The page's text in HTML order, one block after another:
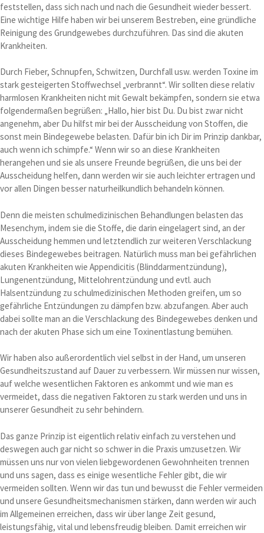
feststellen, dass sich nach und nach die Gesundheit wieder bessert.
Eine wichtige Hilfe haben wir bei unserem Bestreben, eine gründliche
Reinigung des Grundgewebes durchzuführen. Das sind die akuten
Krankheiten.
Durch Fieber, Schnupfen, Schwitzen, Durchfall usw. werden Toxine im
stark gesteigerten Stoffwechsel „verbrannt“. Wir sollten diese relativ
harmlosen Krankheiten nicht mit Gewalt bekämpfen, sondern sie etwa
folgendermaßen begrüßen: „Hallo, hier bist Du. Du bist zwar nicht
angenehm, aber Du hilfst mir bei der Ausscheidung von Stoffen, die
sonst mein Bindegewebe belasten. Dafür bin ich Dir im Prinzip dankbar,
auch wenn ich schimpfe.“ Wenn wir so an diese Krankheiten
herangehen und sie als unsere Freunde begrüßen, die uns bei der
Ausscheidung helfen, dann werden wir sie auch leichter ertragen und
vor allen Dingen besser naturheilkundlich behandeln können.
Denn die meisten schulmedizinischen Behandlungen belasten das
Mesenchym, indem sie die Stoffe, die darin eingelagert sind, an der
Ausscheidung hemmen und letztendlich zur weiteren Verschlackung
dieses Bindegewebes beitragen. Natürlich muss man bei gefährlichen
akuten Krankheiten wie Appendicitis (Blinddarmentzündung),
Lungenentzündung, Mittelohrentzündung und evtl. auch
Halsentzündung zu schulmedizinischen Methoden greifen, um so
gefährliche Entzündungen zu dämpfen bzw. abzufangen. Aber auch
dabei sollte man an die Verschlackung des Bindegewebes denken und
nach der akuten Phase sich um eine Toxinentlastung bemühen.
Wir haben also außerordentlich viel selbst in der Hand, um unseren
Gesundheitszustand auf Dauer zu verbessern. Wir müssen nur wissen,
auf welche wesentlichen Faktoren es ankommt und wie man es
vermeidet, dass die negativen Faktoren zu stark werden und uns in
unserer Gesundheit zu sehr behindern.
Das ganze Prinzip ist eigentlich relativ einfach zu verstehen und
deswegen auch gar nicht so schwer in die Praxis umzusetzen. Wir
müssen uns nur von vielen liebgewordenen Gewohnheiten trennen
und uns sagen, dass es einige wesentliche Fehler gibt, die wir
vermeiden sollten. Wenn wir das tun und bewusst die Fehler vermeiden
und unsere Gesundheitsmechanismen stärken, dann werden wir auch
im Allgemeinen erreichen, dass wir über lange Zeit gesund,
leistungsfähig, vital und lebensfreudig bleiben. Damit erreichen wir